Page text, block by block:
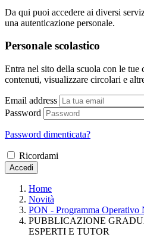
Da qui puoi accedere ai diversi
una autenticazione personale.
Personale scolastico
Entra nel sito della scuola con le tue
contenuti, visualizzare circolari e
Email address
Password
Password dimenticata?
Ricordami
Accedi
Home
Novità
PON - Programma Operativo
PUBBLICAZIONE
ESPERTI E TUTOR